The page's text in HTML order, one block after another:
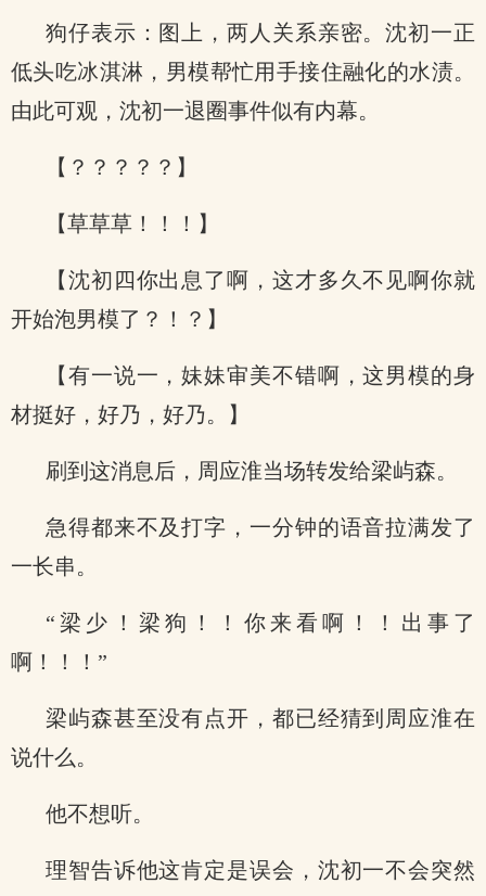
狗仔表示：图上，两人关系亲密。沈初一正
低头吃冰淇淋，男模帮忙用手接住融化的水渍。
由此可观，沈初一退圈事件似有内幕。
【？？？？？】
【草草草！！！】
【沈初四你出息了啊，这才多久不见啊你就
开始泡男模了？！？】
【有一说一，妹妹审美不错啊，这男模的身
材挺好，好乃，好乃。】
刷到这消息后，周应淮当场转发给梁屿森。
急得都来不及打字，一分钟的语音拉满发了
一长串。
“梁少！梁狗！！你来看啊！！出事了
啊！！！”
梁屿森甚至没有点开，都已经猜到周应淮在
说什么。
他不想听。
理智告诉他这肯定是误会，沈初一不会突然